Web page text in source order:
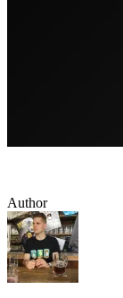
Author